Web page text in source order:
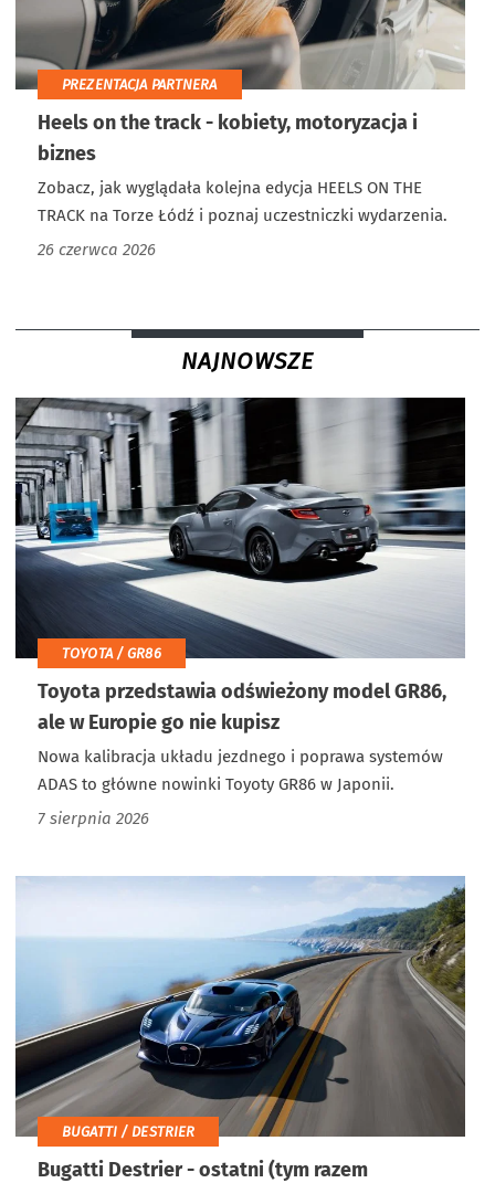
PREZENTACJA PARTNERA
Heels on the track - kobiety, motoryzacja i
biznes
Zobacz, jak wyglądała kolejna edycja HEELS ON THE
TRACK na Torze Łódź i poznaj uczestniczki wydarzenia.
26 czerwca 2026
NAJNOWSZE
TOYOTA / GR86
Toyota przedstawia odświeżony model GR86,
ale w Europie go nie kupisz
Nowa kalibracja układu jezdnego i poprawa systemów
ADAS to główne nowinki Toyoty GR86 w Japonii.
7 sierpnia 2026
BUGATTI / DESTRIER
Bugatti Destrier - ostatni (tym razem